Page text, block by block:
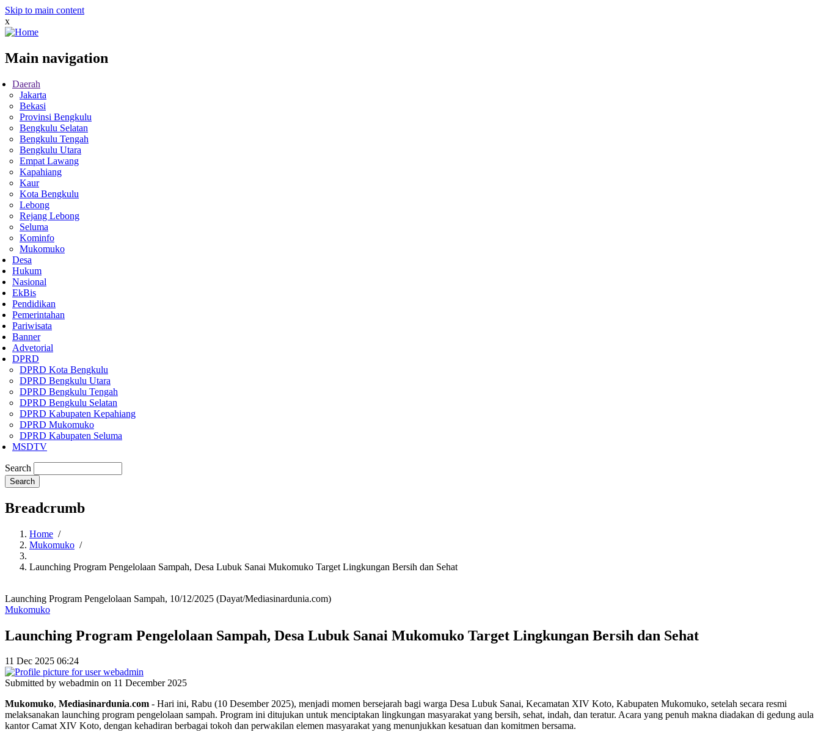
Skip to main content
x
Main navigation
Daerah
Jakarta
Bekasi
Provinsi Bengkulu
Bengkulu Selatan
Bengkulu Tengah
Bengkulu Utara
Empat Lawang
Kapahiang
Kaur
Kota Bengkulu
Lebong
Rejang Lebong
Seluma
Kominfo
Mukomuko
Desa
Hukum
Nasional
EkBis
Pendidikan
Pemerintahan
Pariwisata
Banner
Advetorial
DPRD
DPRD Kota Bengkulu
DPRD Bengkulu Utara
DPRD Bengkulu Tengah
DPRD Bengkulu Selatan
DPRD Kabupaten Kepahiang
DPRD Mukomuko
DPRD Kabupaten Seluma
MSDTV
Search
Breadcrumb
Home /
Mukomuko /
Launching Program Pengelolaan Sampah, Desa Lubuk Sanai Mukomuko Target Lingkungan Bersih dan Sehat
Launching Program Pengelolaan Sampah, 10/12/2025 (Dayat/Mediasinardunia.com)
Mukomuko
Launching Program Pengelolaan Sampah, Desa Lubuk Sanai Mukomuko Target Lingkungan Bersih dan Sehat
11 Dec 2025 06:24
Submitted by webadmin on 11 December 2025
Mukomuko, Mediasinardunia.com - Hari ini, Rabu (10 Desember 2025), menjadi momen bersejarah bagi warga Desa Lubuk Sanai, Kecamatan XIV Koto, Kabupaten Mukomuko, setelah secara resmi
melaksanakan launching program pengelolaan sampah. Program ini ditujukan untuk menciptakan lingkungan masyarakat yang bersih, sehat, indah, dan teratur. Acara yang penuh makna diadakan di gedung aula
kantor Camat XIV Koto, dengan kehadiran berbagai tokoh dan perwakilan elemen masyarakat yang menunjukkan kesatuan dan komitmen bersama.